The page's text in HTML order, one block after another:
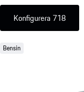
Konfigurera 718
Bensin